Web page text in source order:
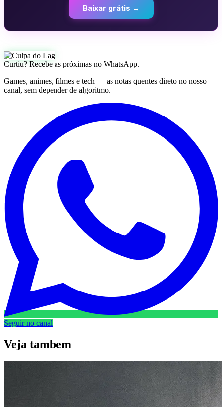
Baixar grátis →
Curtiu? Recebe as próximas no WhatsApp.
Games, animes, filmes e tech — as notas quentes direto no nosso
canal, sem depender de algoritmo.
Seguir no canal
Veja tambem